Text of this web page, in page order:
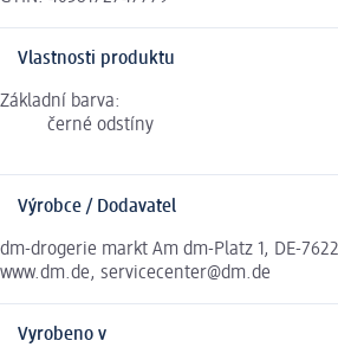
Vlastnosti produktu
Základní barva:
černé odstíny
Výrobce / Dodavatel
dm-drogerie markt Am dm-Platz 1, DE-
www.dm.de, servicecenter@dm.de
Vyrobeno v